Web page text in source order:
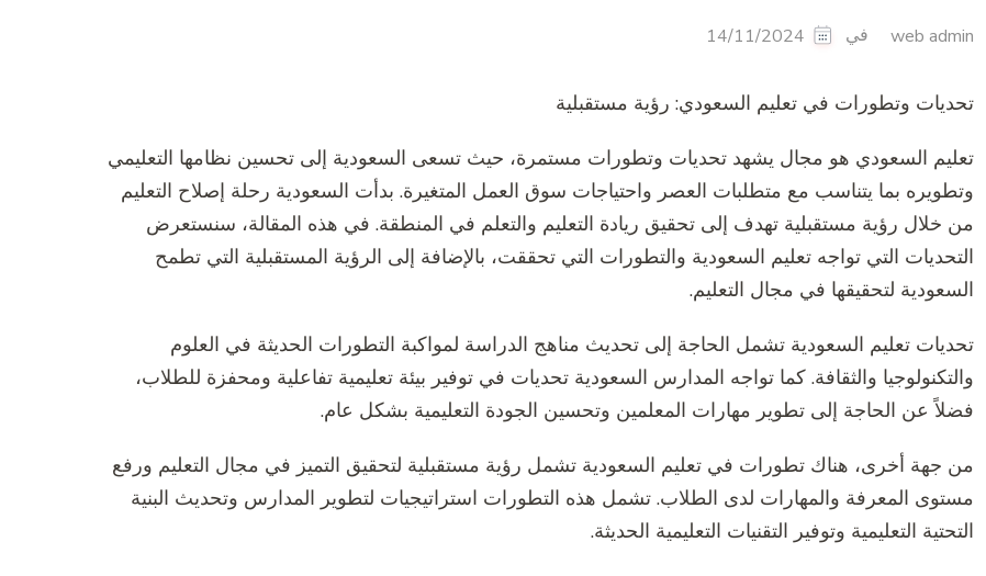
web admin في 14/11/2024
تحديات وتطورات في تعليم السعودي: رؤية مستقبلية
تعليم السعودي هو مجال يشهد تحديات وتطورات مستمرة، حيث تسعى السعودية إلى تحسين نظامها التعليمي
وتطويره بما يتناسب مع متطلبات العصر واحتياجات سوق العمل المتغيرة. بدأت السعودية رحلة إصلاح التعليم
من خلال رؤية مستقبلية تهدف إلى تحقيق ريادة التعليم والتعلم في المنطقة. في هذه المقالة، سنستعرض
التحديات التي تواجه تعليم السعودية والتطورات التي تحققت، بالإضافة إلى الرؤية المستقبلية التي تطمح
السعودية لتحقيقها في مجال التعليم.
تحديات تعليم السعودية تشمل الحاجة إلى تحديث مناهج الدراسة لمواكبة التطورات الحديثة في العلوم
والتكنولوجيا والثقافة. كما تواجه المدارس السعودية تحديات في توفير بيئة تعليمية تفاعلية ومحفزة للطلاب،
فضلاً عن الحاجة إلى تطوير مهارات المعلمين وتحسين الجودة التعليمية بشكل عام.
من جهة أخرى، هناك تطورات في تعليم السعودية تشمل رؤية مستقبلية لتحقيق التميز في مجال التعليم ورفع
مستوى المعرفة والمهارات لدى الطلاب. تشمل هذه التطورات استراتيجيات لتطوير المدارس وتحديث البنية
التحتية التعليمية وتوفير التقنيات التعليمية الحديثة.